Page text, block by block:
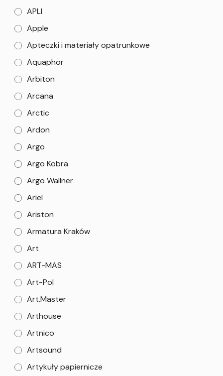
APLI
Apple
Apteczki i materiały opatrunkowe
Aquaphor
Arbiton
Arcana
Arctic
Ardon
Argo
Argo Kobra
Argo Wallner
Ariel
Ariston
Armatura Kraków
Art
ART-MAS
Art-Pol
Art.Master
Arthouse
Artnico
Artsound
Artykuły papiernicze